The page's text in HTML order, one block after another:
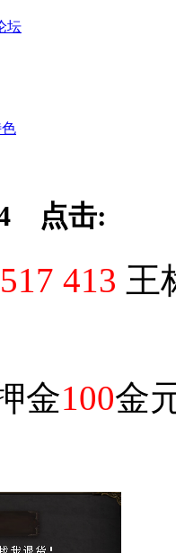
坛
点击:
517 413 王
金100金